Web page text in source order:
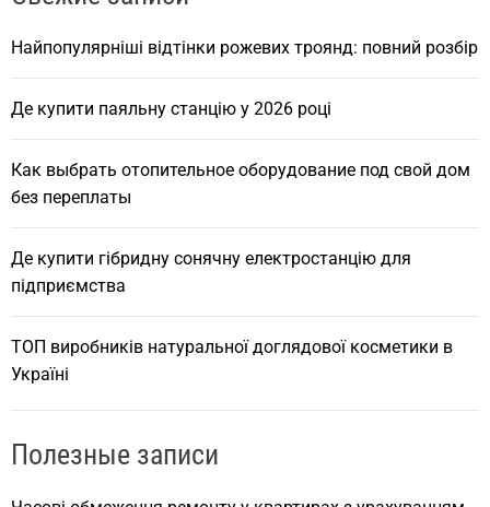
Найпопулярніші відтінки рожевих троянд: повний розбір
Де купити паяльну станцію у 2026 році
Как выбрать отопительное оборудование под свой дом
без переплаты
Де купити гібридну сонячну електростанцію для
підприємства
ТОП виробників натуральної доглядової косметики в
Україні
Полезные записи